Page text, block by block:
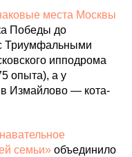
места Москвы
Победы до
Триумфальными
ипподрома
опыта), а у
в Измайлово — кота-
семьи» объединило